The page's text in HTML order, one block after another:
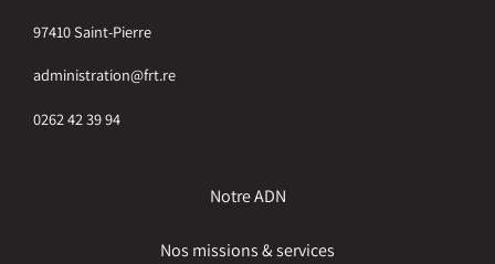
97410 Saint-Pierre
administration@frt.re
0262 42 39 94
Notre ADN
Nos missions & services